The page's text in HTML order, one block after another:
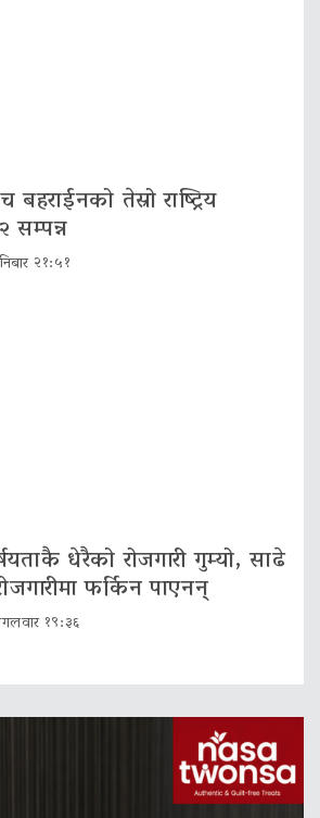
बहराईनको तेस्रो राष्ट्रिय
२१:५१
धेरैको रोजगारी गुम्यो, साढे
फर्किन पाएनन्
१९:३६